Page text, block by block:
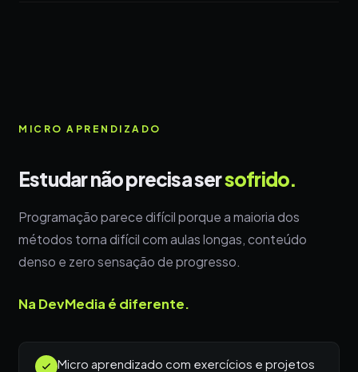
MICRO APRENDIZADO
Estudar não precisa sersofrido.
Programação parece difícil porque a maioria dos
métodos torna difícil com aulas longas, conteúdo
denso e zero sensação de progresso.
Na DevMedia é diferente.
Micro aprendizado com exercícios e projetos